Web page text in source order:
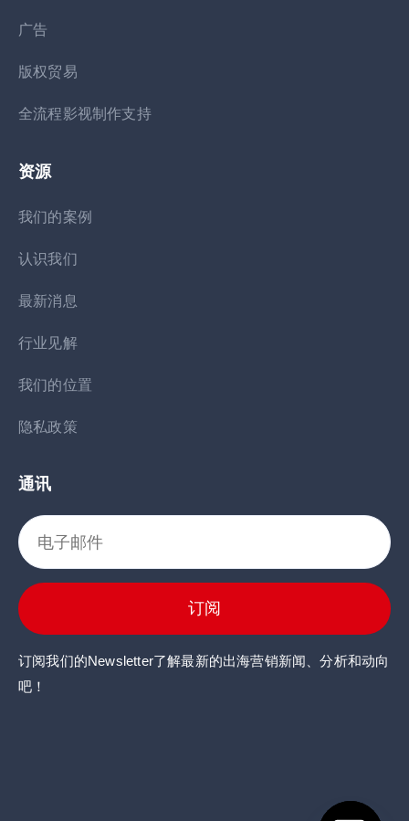
广告
版权贸易
全流程影视制作支持
资源
我们的案例
认识我们
最新消息
行业见解
我们的位置
隐私政策
通讯
订阅
订阅我们的Newsletter了解最新的出海营销新闻、分析和动向
吧！